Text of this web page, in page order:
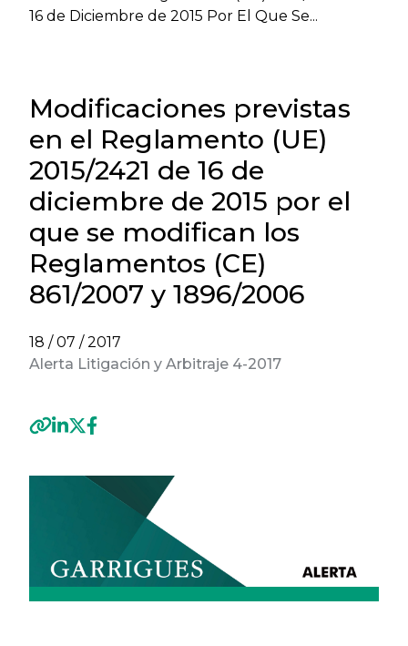
16 de Diciembre de 2015 Por El Que Se...
Modificaciones previstas
en el Reglamento (UE)
2015/2421 de 16 de
diciembre de 2015 por el
que se modifican los
Reglamentos (CE)
861/2007 y 1896/2006
18 / 07 / 2017
Alerta Litigación y Arbitraje 4-2017